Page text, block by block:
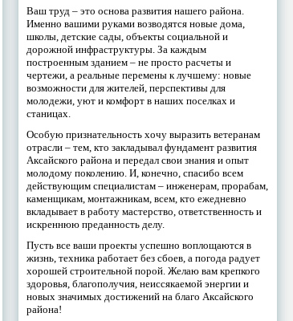
Ваш труд – это основа развития нашего района.
Именно вашими руками возводятся новые дома,
школы, детские сады, объекты социальной и
дорожной инфраструктуры. За каждым
построенным зданием – не просто расчеты и
чертежи, а реальные перемены к лучшему: новые
возможности для жителей, перспективы для
молодежи, уют и комфорт в наших поселках и
станицах.
Особую признательность хочу выразить ветеранам
отрасли – тем, кто закладывал фундамент развития
Аксайского района и передал свои знания и опыт
молодому поколению. И, конечно, спасибо всем
действующим специалистам – инженерам, прорабам,
каменщикам, монтажникам, всем, кто ежедневно
вкладывает в работу мастерство, ответственность и
искреннюю преданность делу.
Пусть все ваши проекты успешно воплощаются в
жизнь, техника работает без сбоев, а погода радует
хорошей строительной порой. Желаю вам крепкого
здоровья, благополучия, неиссякаемой энергии и
новых значимых достижений на благо Аксайского
района!